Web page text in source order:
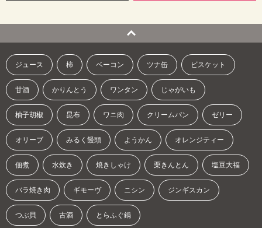
ジュース 柿 ベーコン ツナ缶 ビスケット
甘酒 かりんとう ワンタン じゃがいも
柚子胡椒 昆布 ワニ肉 クリームパン ゼリー
オリーブ みるく饅頭 ようかん オレンジティー
佃煮 水炊き 焼きしゃけ 栗きんとん 塩豆大福
バラ焼き肉 ギモーヴ ニシン ジンギスカン
つぶ貝 古酒 とらふぐ鍋